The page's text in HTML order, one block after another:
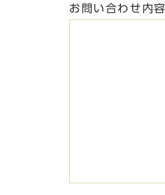
お問い合わせ内容